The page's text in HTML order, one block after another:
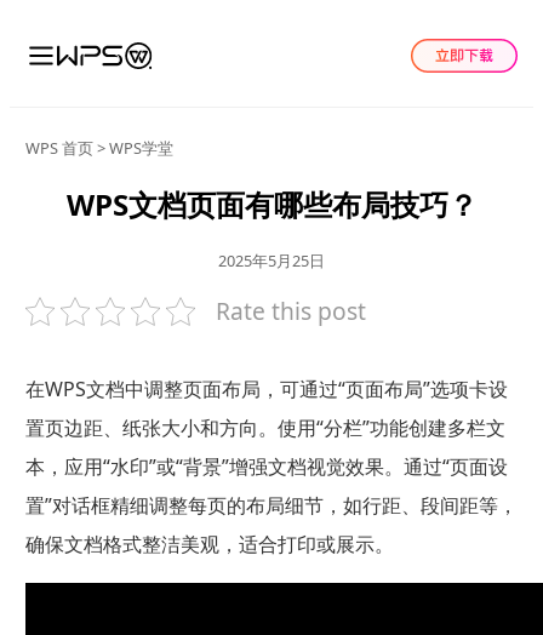
WPS 首页>WPS学堂
WPS文档页面有哪些布局技巧？
2025年5月25日
Rate this post
在WPS文档中调整页面布局，可通过“页面布局”选项卡设
置页边距、纸张大小和方向。使用“分栏”功能创建多栏文
本，应用“水印”或“背景”增强文档视觉效果。通过“页面设
置”对话框精细调整每页的布局细节，如行距、段间距等，
确保文档格式整洁美观，适合打印或展示。